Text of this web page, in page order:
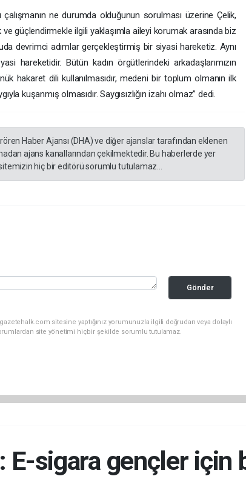
ne durumda olduğunun sorulması üzerine Çelik,
ve güçlendirmekle ilgili yaklaşımla aileyi korumak arasında biz
devrimci adımlar gerçekleştirmiş bir siyasi hareketiz. Aynı
hareketidir. Bütün kadın örgütlerindeki arkadaşlarımızın
hakaret dili kullanılmasıdır, medeni bir toplum olmanın ilk
kuşanmış olmasıdır. Saygısızlığın izahı olmaz” dedi.
Haber Ajansı (DHA) ve diğer ajanslar tarafından eklenen
ajans kanallarından çekilmektedir. Bu haberlerde yer
hiç bir editörü sorumlu tutulamaz...
Gönder
sitesine yaptığınız yorumunuzla ilgili doğrudan veya dolaylı
site yönetimi hiçbir şekilde sorumlu tutulamaz.
E-sigara gençler için